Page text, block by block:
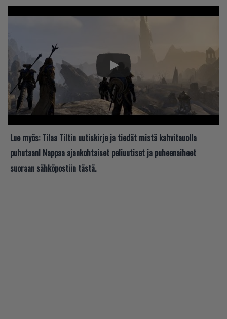
Lue myös: Tilaa Tiltin uutiskirje ja tiedät mistä kahvitauolla
puhutaan! Nappaa ajankohtaiset peliuutiset ja puheenaiheet
suoraan sähköpostiin tästä.